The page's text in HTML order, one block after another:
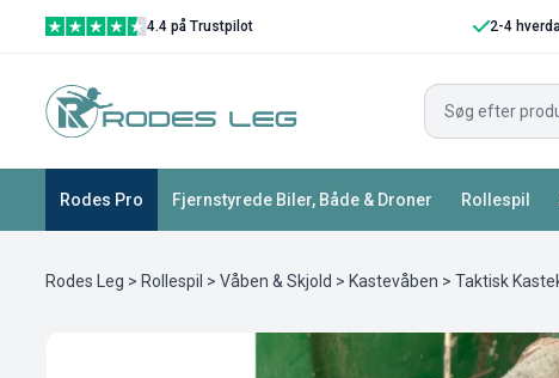
4.4 på Trustpilot 2-4
Rodes Pro Fjernstyrede Biler, Både & Droner Rollespil
Rodes Leg > Rollespil > Våben & Skjold > Kastevåben > Taktisk